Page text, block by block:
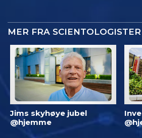
MER FRA
Jims skyhøye jubel
@hjemme